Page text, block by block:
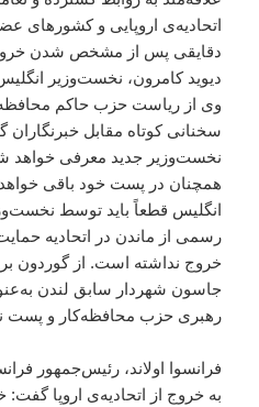
اتحادیه‌ی اروپایی و کشورهای
دقایقی پس از مشخص شدن خروج
دیوید کامرون، نخست‌وزیر
وی از ریاست حزب حاکم
سخنانی کوتاه مقابل خبرنگاران
نخست‌وزیر جدید معرفی خواهد شد.
همچنان در پست خود باقی
انگلیس قطعاً باید توسط
رسمی از ماندن در اتحادیه
خروج نداشته است. از گوردون
جاسون شهردار سابق لندن
رهبری حزب محافظه‌کار و پست
فرانسوا اولاند، رئیس‌جمهور
به خروج از اتحادیه‌ی اروپا گفت: